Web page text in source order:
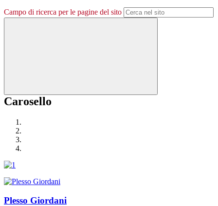
Campo di ricerca per le pagine del sito
Carosello
Plesso Giordani